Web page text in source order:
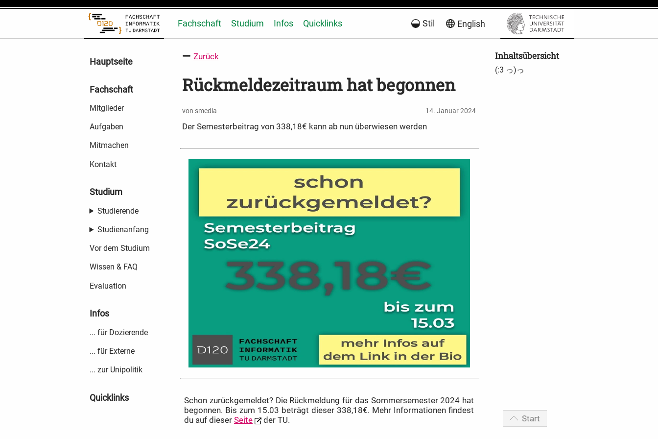
Fachschaft Studium Infos Quicklinks Stil English
Hauptseite
Fachschaft
Mitglieder
Aufgaben
Mitmachen
Kontakt
Studium
Studierende
Studienanfang
Vor dem Studium
Wissen & FAQ
Evaluation
Infos
... für Dozierende
... für Externe
... zur Unipolitik
Quicklinks
Zurück
Rückmeldezeitraum hat begonnen
von smedia 14. Januar 2024
Der Semesterbeitrag von 338,18€ kann ab nun überwiesen werden
Schon zurückgemeldet? Die Rückmeldung für das Sommersemester 2024 hat
begonnen. Bis zum 15.03 beträgt dieser 338,18€. Mehr Informationen findest
du auf dieser Seite der TU.
Inhaltsübersicht
(:3 っ)っ
Start